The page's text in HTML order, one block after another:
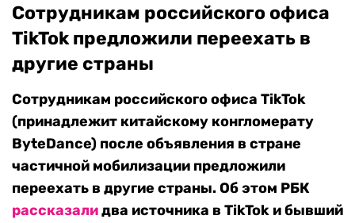
Сотрудникам российского офиса
TikTok предложили переехать в
другие страны
Сотрудникам российского офиса TikTok
(принадлежит китайскому конгломерату
ByteDance) после объявления в стране
частичной мобилизации предложили
переехать в другие страны. Об этом РБК
рассказалидва источника в TikTok и бывший